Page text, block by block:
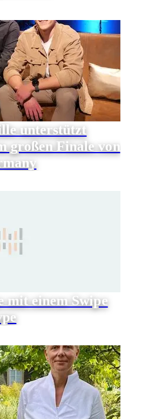
unterstützt
großen Finale von
mit einem Swipe